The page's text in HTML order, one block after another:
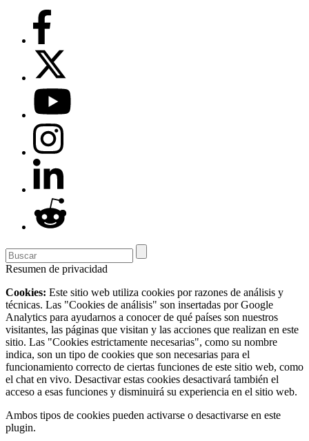
Resumen de privacidad
Cookies: Este sitio web utiliza cookies por razones de análisis y
técnicas. Las "Cookies de análisis" son insertadas por Google
Analytics para ayudarnos a conocer de qué países son nuestros
visitantes, las páginas que visitan y las acciones que realizan en este
sitio. Las "Cookies estrictamente necesarias", como su nombre
indica, son un tipo de cookies que son necesarias para el
funcionamiento correcto de ciertas funciones de este sitio web, como
el chat en vivo. Desactivar estas cookies desactivará también el
acceso a esas funciones y disminuirá su experiencia en el sitio web.
Ambos tipos de cookies pueden activarse o desactivarse en este
plugin.